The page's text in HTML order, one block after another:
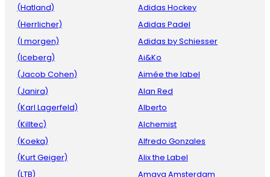
(Hatland)
(Herrlicher)
(I morgen)
(Iceberg)
(Jacob Cohen)
(Janira)
(Karl Lagerfeld)
(Killtec)
(Koeka)
(Kurt Geiger)
(LTB)
Adidas Hockey
Adidas Padel
Adidas by Schiesser
Ai&Ko
Aimée the label
Alan Red
Alberto
Alchemist
Alfredo Gonzales
Alix the Label
Amaya Amsterdam